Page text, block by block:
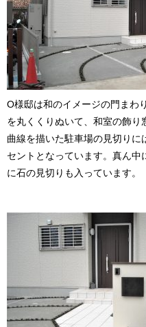
O様邸は和のイメージの門まわ
を丸くくりぬいて、和室の飾り
曲線を描いた駐車場の見切りに
セントとなっています。真ん
に石の見切りも入っています。